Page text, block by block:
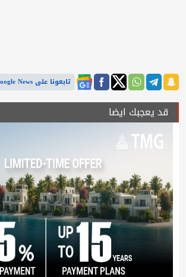
تابعونا على Google News
قد يعجبك ايضا